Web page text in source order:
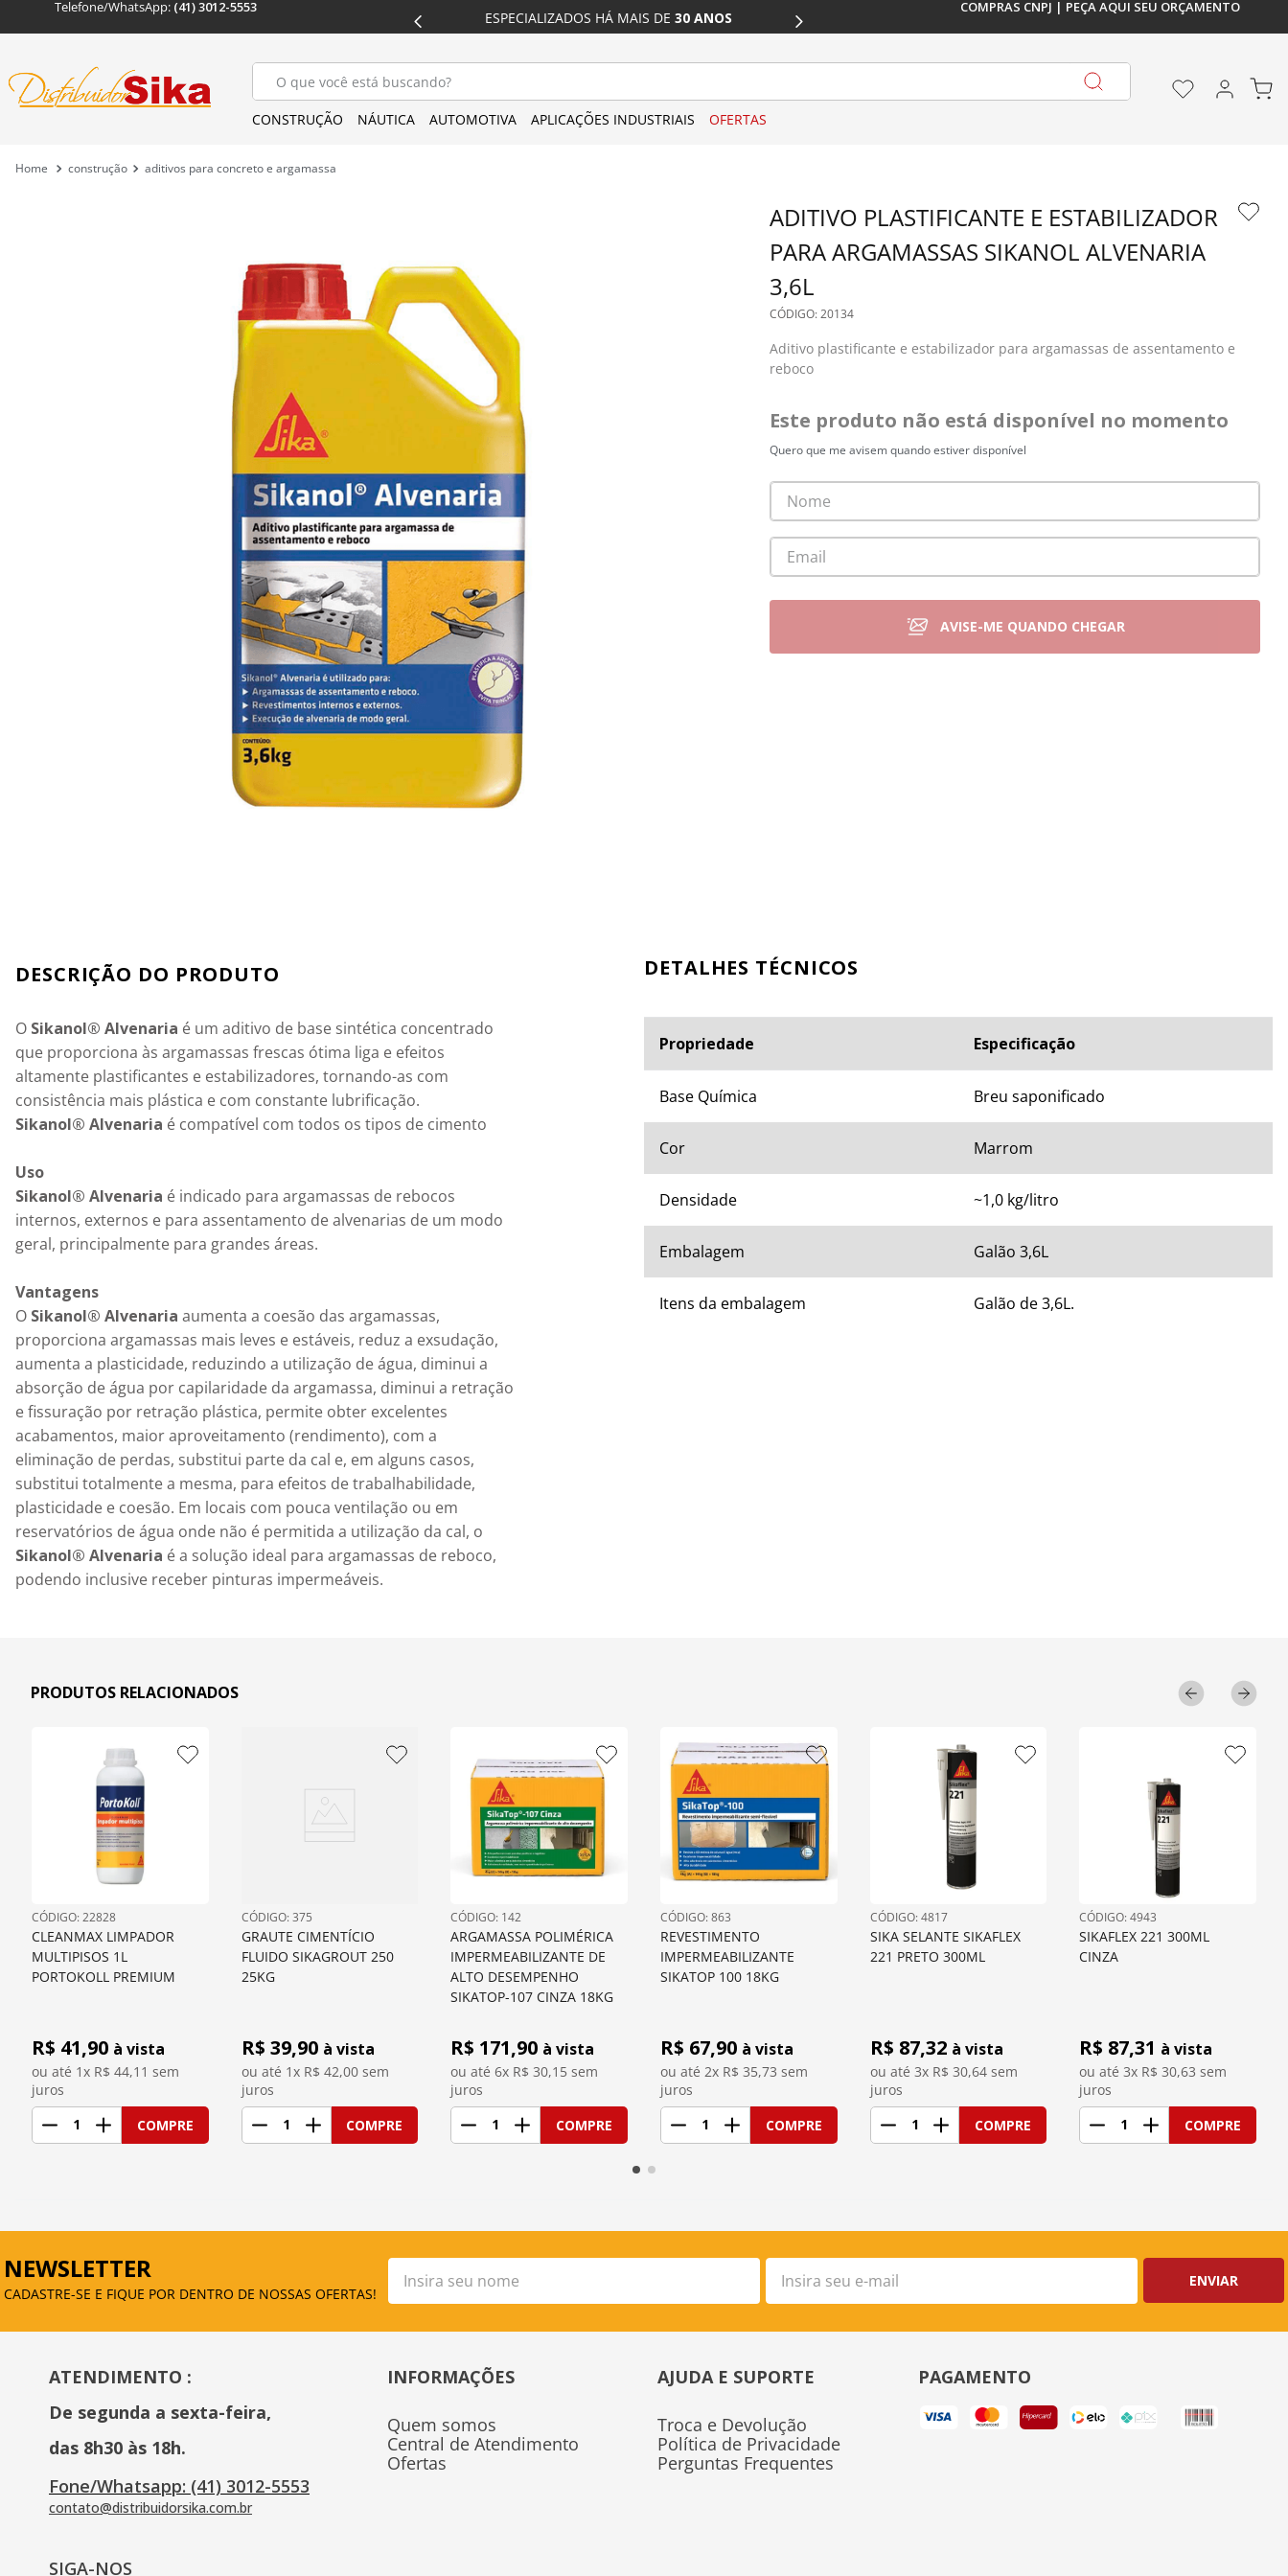
Telefone/WhatsApp: (41) 3012-5553
ENTREGA EM TODO ESPECIALIZADOS HÁ MAIS DE 30 ANOS
À VISTA, PIX OU EM 1X NO
CARTÃO
PAGUE EM
COMPRAS CNPJ | PEÇA AQUI SEU ORÇAMENTO
O que você está buscando?
CONSTRUÇÃO NÁUTICA AUTOMOTIVA APLICAÇÕES INDUSTRIAIS OFERTAS
construção aditivos para concreto e argamassa
ADITIVO PLASTIFICANTE E ESTABILIZADOR
PARA ARGAMASSAS SIKANOL ALVENARIA
3,6L
: 20134
Aditivo plastificante e estabilizador para argamassas de assentamento e
reboco
Este produto não está disponível no momento
Quero que me avisem quando estiver disponível
O Sikanol® Alvenaria é um aditivo de base sintética concentrado
que proporciona às argamassas frescas ótima liga e efeitos
altamente plastificantes e estabilizadores, tornando-as com
Sikanol® Alvenaria é compatível com todos os tipos de cimento
Uso
Sikanol® Alvenaria é indicado para argamassas de rebocos
internos, externos e para assentamento de alvenarias de um modo
geral, principalmente para grandes áreas.
Vantagens
O Sikanol® Alvenaria aumenta a coesão das argamassas,
proporciona argamassas mais leves e estáveis, reduz a exsudação,
aumenta a plasticidade, reduzindo a utilização de água, diminui a
absorção de água por capilaridade da argamassa, diminui a retração
e fissuração por retração plástica, permite obter excelentes
acabamentos, maior aproveitamento (rendimento), com a
eliminação de perdas, substitui parte da cal e, em alguns casos,
substitui totalmente a mesma, para efeitos de trabalhabilidade,
plasticidade e coesão. Em locais com pouca ventilação ou em
reservatórios de água onde não é permitida a utilização da cal, o
Sikanol® Alvenaria é a solução ideal para argamassas de reboco,
podendo inclusive receber pinturas impermeáveis.
ESPECIFICAÇÕES TÉCNICAS
Propriedade Especificação
Base Química Breu saponificado
Cor Marrom
Densidade ~1,0 kg/litro
Embalagem Galão 3,6L
Itens da embalagem Galão de 3,6L.
PRODUTOS RELACIONADOS
: 22828
CLEANMAX LIMPADOR
MULTIPISOS 1L
PORTOKOLL PREMIUM
R$ 41,90 à vista
ou até 1x R$ 44,11 sem
juros
1
COMPRE
: 375
GRAUTE CIMENTÍCIO
FLUIDO SIKAGROUT 250
25KG
R$ 39,90 à vista
ou até 1x R$ 42,00 sem
juros
1
COMPRE
: 142
ARGAMASSA POLIMÉRICA
IMPERMEABILIZANTE DE
ALTO DESEMPENHO
SIKATOP-107 CINZA 18KG
R$ 171,90 à vista
ou até 6x R$ 30,15 sem
juros
1
COMPRE
: 863
REVESTIMENTO
IMPERMEABILIZANTE
SIKATOP 100 18KG
R$ 67,90 à vista
ou até 2x R$ 35,73 sem
juros
1
COMPRE
: 4817
SIKA SELANTE SIKAFLEX
221 PRETO 300ML
R$ 87,32 à vista
ou até 3x R$ 30,64 sem
juros
1
COMPRE
: 4943
SIKAFLEX 221 300ML
CINZA
R$ 87,31 à vista
ou até 3x R$ 30,63 sem
juros
1
COMPRE
NEWSLETTER
CADASTRE-SE E FIQUE POR DENTRO DE NOSSAS OFERTAS!
ENVIAR
ATENDIMENTO :
De segunda a sexta-feira,
das 8h30 às 18h.
Fone/Whatsapp: (41) 3012-5553
contato@distribuidorsika.com.br
SIGA-NOS
INFORMAÇÕES
Quem somos
Central de Atendimento
Ofertas
AJUDA E SUPORTE
Troca e Devolução
Política de Privacidade
Perguntas Frequentes
PAGAMENTO